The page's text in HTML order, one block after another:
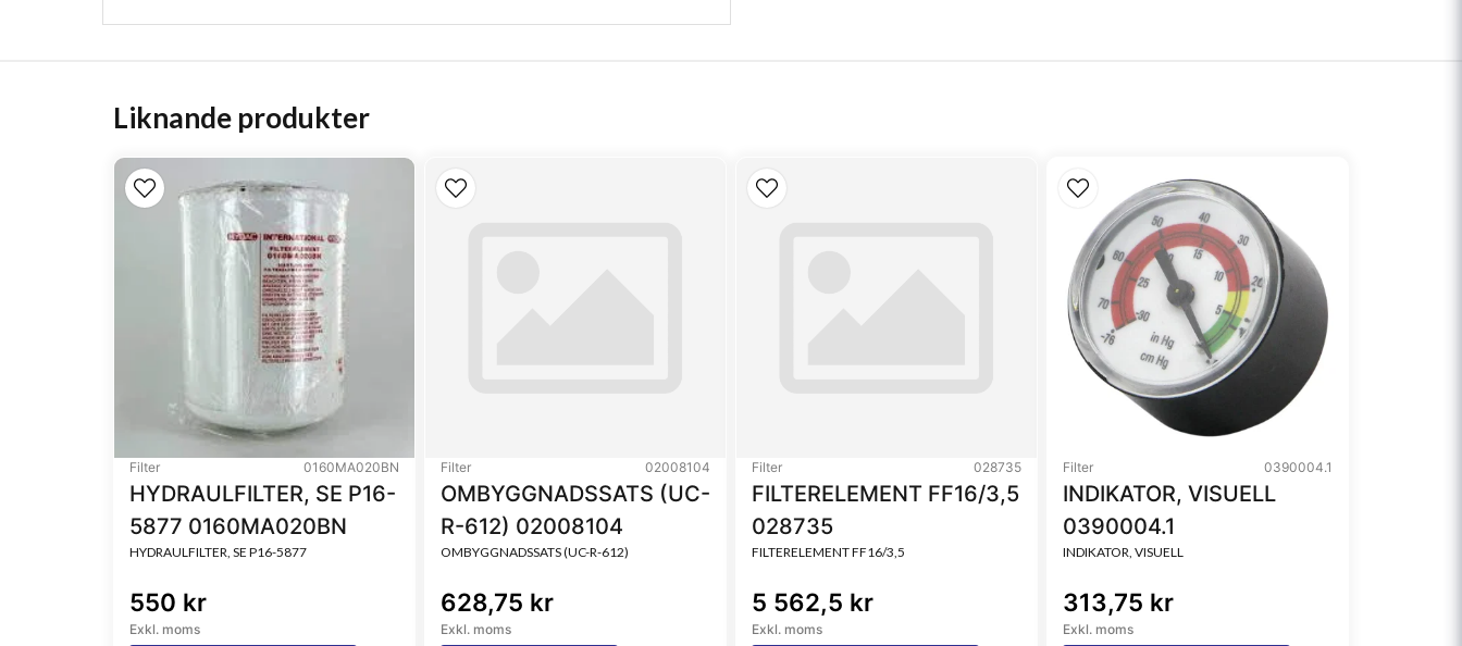
Liknande produkter
Filter 0160MA020BN
HYDRAULFILTER, SE P16-
5877 0160MA020BN
HYDRAULFILTER, SE P16-5877
550 kr
Exkl. moms
Filter 02008104
OMBYGGNADSSATS (UC-
R-612) 02008104
OMBYGGNADSSATS (UC-R-612)
628,75 kr
Exkl. moms
Filter 028735
FILTERELEMENT FF16/3,5
028735
FILTERELEMENT FF16/3,5
5 562,5 kr
Exkl. moms
Filter 0390004.1
INDIKATOR, VISUELL
0390004.1
INDIKATOR, VISUELL
313,75 kr
Exkl. moms